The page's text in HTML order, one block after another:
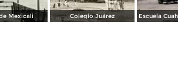
Mexicali Colegio Juárez